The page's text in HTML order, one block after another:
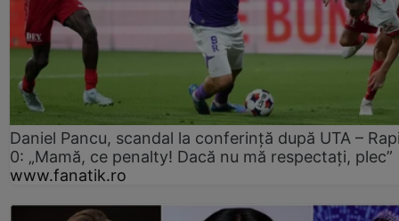
Daniel Pancu, scandal la conferință după UTA –
0: „Mamă, ce penalty! Dacă nu mă respectați, plec”
www.fanatik.ro